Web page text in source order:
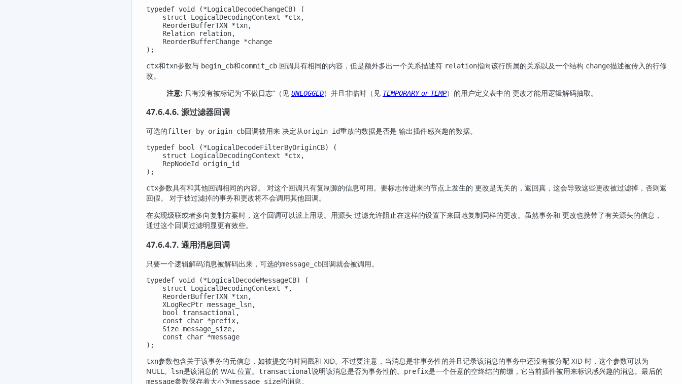
typedef void (*LogicalDecodeChangeCB) (
    struct LogicalDecodingContext *ctx,
    ReorderBufferTXN *txn,
    Relation relation,
    ReorderBufferChange *change
);
ctx和txn参数与 begin_cb和commit_cb 回调具有相同的内容，但是额外多出一个关系描述符 relation指向该行所属的关系以及一个结构 change描述被传入的行修
改。
注意: 只有没有被标记为“不做日志”（见 UNLOGGED）并且非临时（见 TEMPORARYor TEMP）的用户定义表中的 更改才能用逻辑解码抽取。
47.6.4.6. 源过滤器回调
可选的filter_by_origin_cb回调被用来 决定从origin_id重放的数据是否是 输出插件感兴趣的数据。
typedef bool (*LogicalDecodeFilterByOriginCB) (
    struct LogicalDecodingContext *ctx,
    RepNodeId origin_id
);
ctx参数具有和其他回调相同的内容。 对这个回调只有复制源的信息可用。要标志传进来的节点上发生的 更改是无关的，返回真，这会导致这些更改被过滤掉，否则返
回假。 对于被过滤掉的事务和更改将不会调用其他回调。
在实现级联或者多向复制方案时，这个回调可以派上用场。用源头 过滤允许阻止在这样的设置下来回地复制同样的更改。虽然事务和 更改也携带了有关源头的信息，
通过这个回调过滤明显更有效些。
47.6.4.7. 通用消息回调
只要一个逻辑解码消息被解码出来，可选的message_cb回调就会被调用。
typedef void (*LogicalDecodeMessageCB) (
    struct LogicalDecodingContext *,
    ReorderBufferTXN *txn,
    XLogRecPtr message_lsn,
    bool transactional,
    const char *prefix,
    Size message_size,
    const char *message
);
txn参数包含关于该事务的元信息，如被提交的时间戳和 XID。不过要注意，当消息是非事务性的并且记录该消息的事务中还没有被分配 XID 时，这个参数可以为
NULL。
lsn是该消息的 WAL 位置。 transactional说明该消息是否为事务性的。 prefix是一个任意的空终结的前缀，它当前插件被用来标识感兴趣的消息。最后的
message参数保存着大小为message_size的消息。